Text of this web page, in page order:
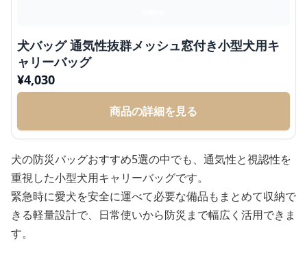
犬バッグ 通気性抜群メッシュ窓付き小型犬用キ
ャリーバッグ
¥4,030
商品の詳細を見る
犬の防災バッグおすすめ5選の中でも、通気性と視認性を
重視した小型犬用キャリーバッグです。
緊急時に愛犬を安全に運べて必要な備品もまとめて収納で
きる軽量設計で、日常使いから防災まで幅広く活用できま
す。